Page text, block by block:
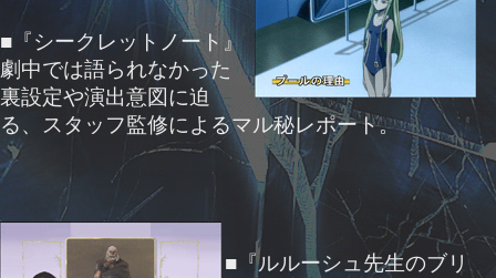
■『シークレットノート』
劇中では語られなかった
裏設定や演出意図に迫
る、スタッフ監修によるマル秘レポート。
■『ルルーシュ先生のブリ